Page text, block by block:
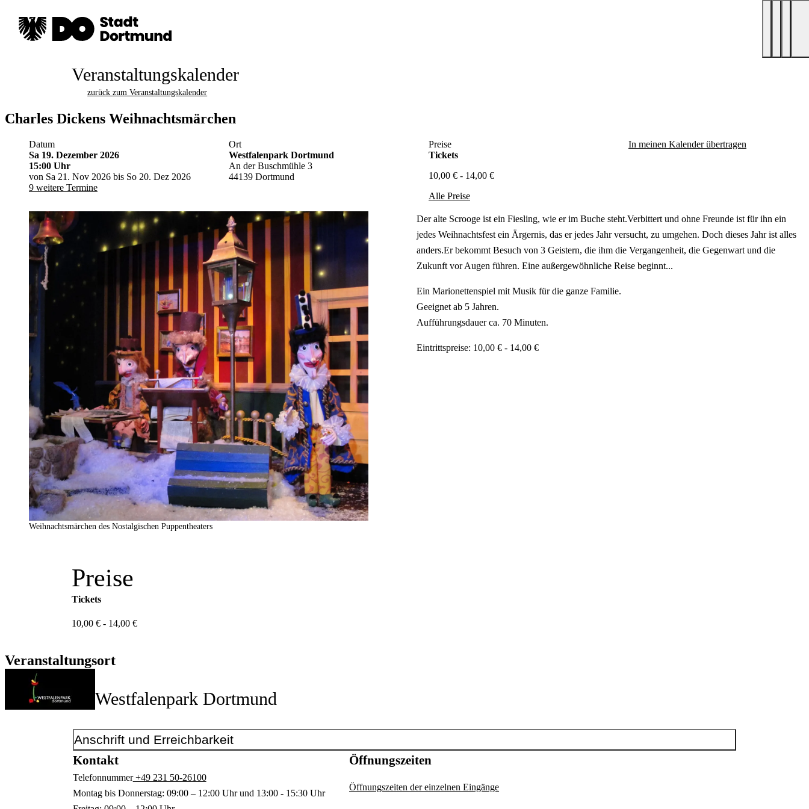
Veranstaltungskalender
zurück zum Veranstaltungskalender
Charles Dickens Weihnachtsmärchen
Datum
Sa 19. Dezember 2026
15:00 Uhr
von Sa 21. Nov 2026 bis So 20. Dez 2026
9 weitere Termine
Ort
Westfalenpark Dortmund
An der Buschmühle 3
44139 Dortmund
Preise
Tickets
10,00 € - 14,00 €
Alle Preise
In meinen Kalender übertragen
Weihnachtsmärchen des Nostalgischen Puppentheaters
Der alte Scrooge ist ein Fiesling, wie er im Buche steht.Verbittert und ohne Freunde ist für ihn ein
jedes Weihnachtsfest ein Ärgernis, das er jedes Jahr versucht, zu umgehen. Doch dieses Jahr ist alles
anders.Er bekommt Besuch von 3 Geistern, die ihm die Vergangenheit, die Gegenwart und die
Zukunft vor Augen führen. Eine außergewöhnliche Reise beginnt...
Ein Marionettenspiel mit Musik für die ganze Familie.
Geeignet ab 5 Jahren.
Aufführungsdauer ca. 70 Minuten.
Eintrittspreise: 10,00 € - 14,00 €
Preise
Tickets
10,00 € - 14,00 €
Veranstaltungsort
Westfalenpark Dortmund
Anschrift und Erreichbarkeit
Kontakt
Telefonnummer+49 231 50-26100
Montag bis Donnerstag: 09:00 – 12:00 Uhr und 13:00 - 15:30 Uhr
Öffnungszeiten
Öffnungszeiten der einzelnen Eingänge